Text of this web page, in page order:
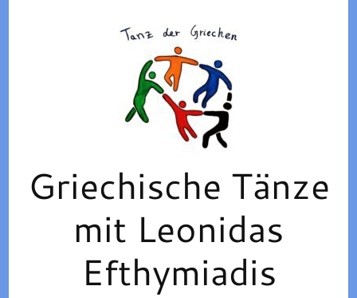
Griechische Tänze
mit Leonidas
Efthymiadis